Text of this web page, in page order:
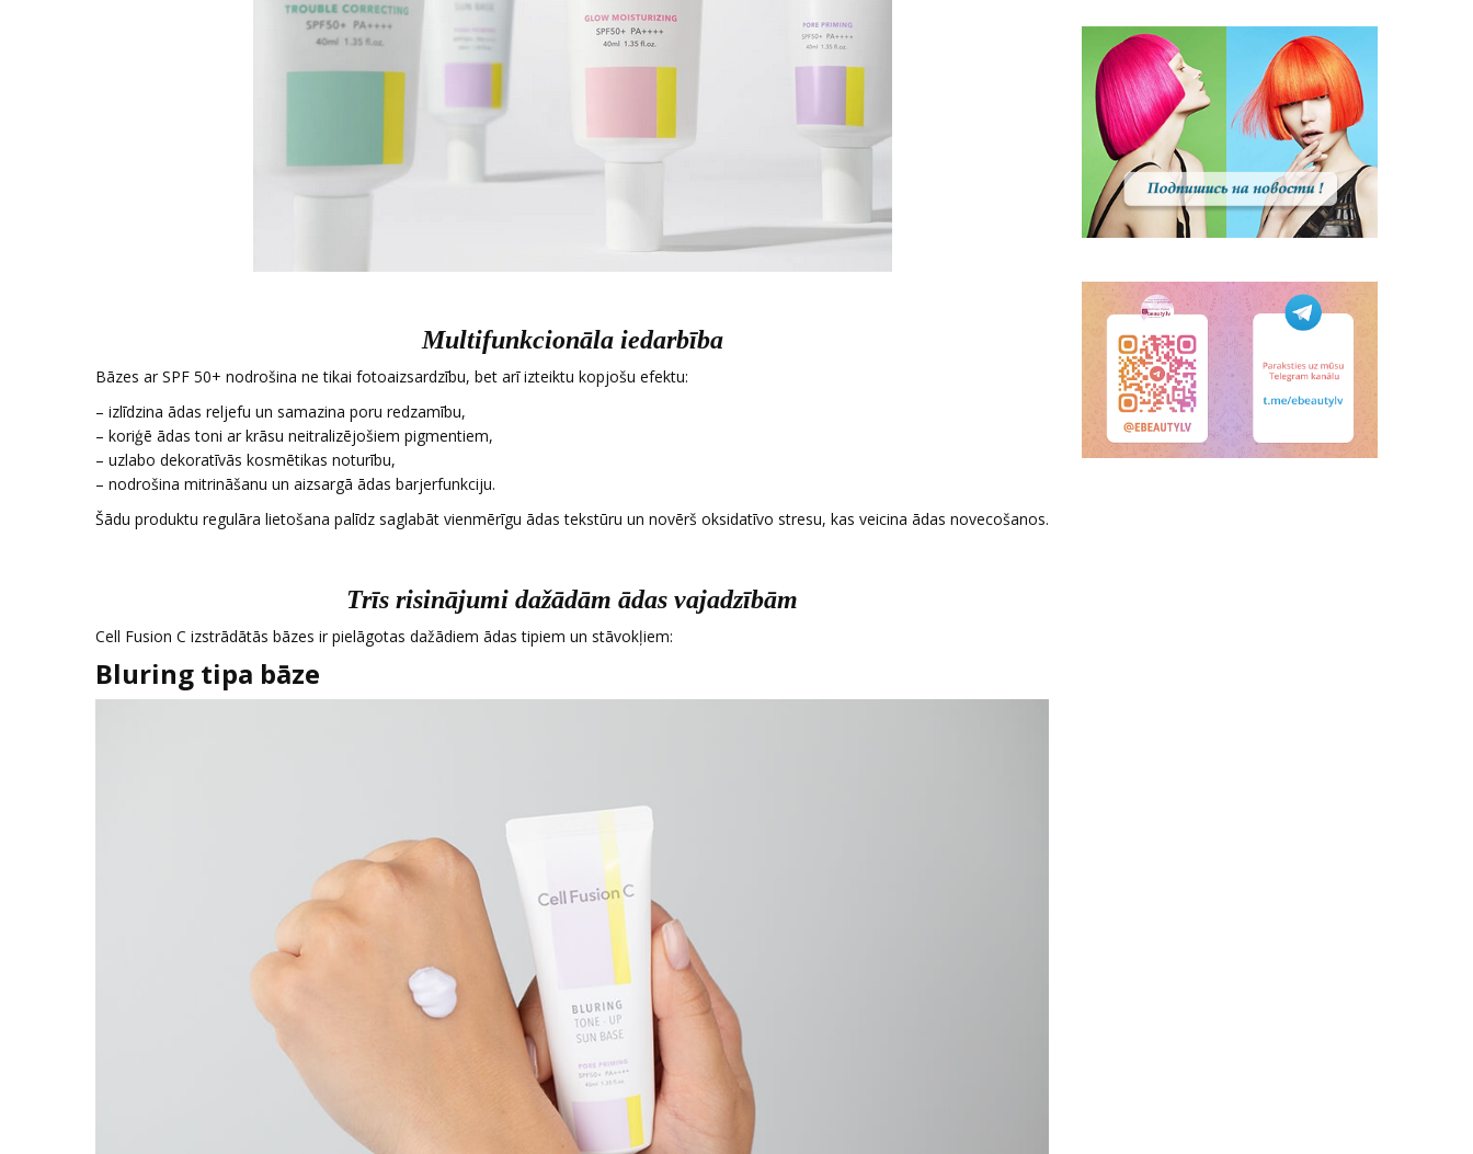
Multifunkcionāla iedarbība
Bāzes ar SPF 50+ nodrošina ne tikai fotoaizsardzību, bet arī izteiktu kopjošu efektu:
– izlīdzina ādas reljefu un samazina poru redzamību,
– koriģē ādas toni ar krāsu neitralizējošiem pigmentiem,
– uzlabo dekoratīvās kosmētikas noturību,
– nodrošina mitrināšanu un aizsargā ādas barjerfunkciju.
Šādu produktu regulāra lietošana palīdz saglabāt vienmērīgu ādas tekstūru un novērš oksidatīvo stresu, kas veicina ādas novecošanos.
Trīs risinājumi dažādām ādas vajadzībām
Cell Fusion C izstrādātās bāzes ir pielāgotas dažādiem ādas tipiem un stāvokļiem:
Bluring tipa bāze